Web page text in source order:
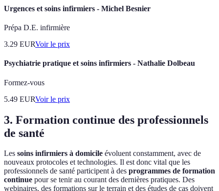
Urgences et soins infirmiers - Michel Besnier
Prépa D.E. infirmière
3.29 EURVoir le prix
Psychiatrie pratique et soins infirmiers - Nathalie Dolbeau
Formez-vous
5.49 EURVoir le prix
3. Formation continue des professionnels
de santé
Les soins infirmiers à domicile évoluent constamment, avec de
nouveaux protocoles et technologies. Il est donc vital que les
professionnels de santé participent à des programmes de formation
continue pour se tenir au courant des dernières pratiques. Des
webinaires, des formations sur le terrain et des études de cas doivent